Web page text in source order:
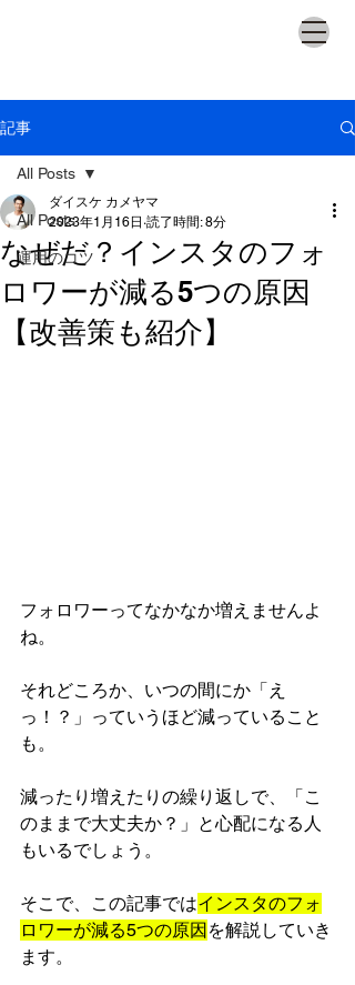
記事
All Posts
運用のコツ
All Posts
なぜだ？インスタのフォ
ロワーが減る5つの原因
【改善策も紹介】
ダイスケ カメヤマ
2023年1月16日 読了時間: 8分
フォロワーってなかなか増えませんよ
ね。
それどころか、いつの間にか「え
っ！？」っていうほど減っていること
も。
減ったり増えたりの繰り返しで、「こ
のままで大丈夫か？」と心配になる人
もいるでしょう。
そこで、この記事ではインスタのフォ
ロワーが減る5つの原因を解説していき
ます。